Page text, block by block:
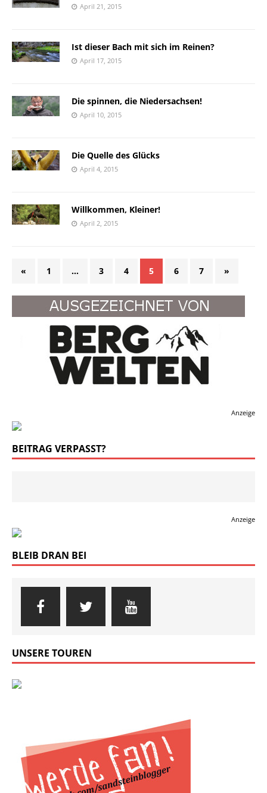
April 21, 2015
Ist dieser Bach mit sich im Reinen?
April 17, 2015
Die spinnen, die Niedersachsen!
April 10, 2015
Die Quelle des Glücks
April 4, 2015
Willkommen, Kleiner!
April 2, 2015
« 1 … 3 4 5 6 7 »
Anzeige
BEITRAG VERPASST?
Anzeige
BLEIB DRAN BEI
UNSERE TOUREN